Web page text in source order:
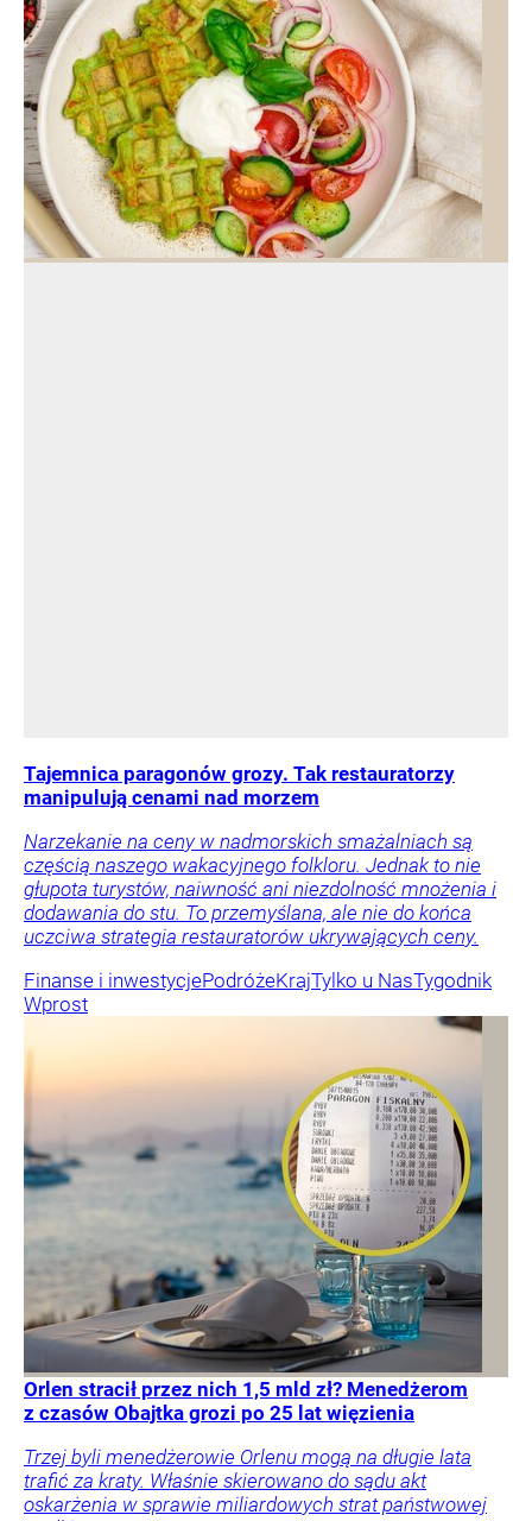
Tajemnica paragonów grozy. Tak restauratorzy
manipulują cenami nad morzem
Narzekanie na ceny w nadmorskich smażalniach są
częścią naszego wakacyjnego folkloru. Jednak to nie
głupota turystów, naiwność ani niezdolność mnożenia i
dodawania do stu. To przemyślana, ale nie do końca
uczciwa strategia restauratorów ukrywających ceny.
Finanse i inwestycjePodróżeKrajTylko u NasTygodnik
Wprost
Orlen stracił przez nich 1,5 mld zł? Menedżerom
z czasów Obajtka grozi po 25 lat więzienia
Trzej byli menedżerowie Orlenu mogą na długie lata
trafić za kraty. Właśnie skierowano do sądu akt
oskarżenia w sprawie miliardowych strat państwowej